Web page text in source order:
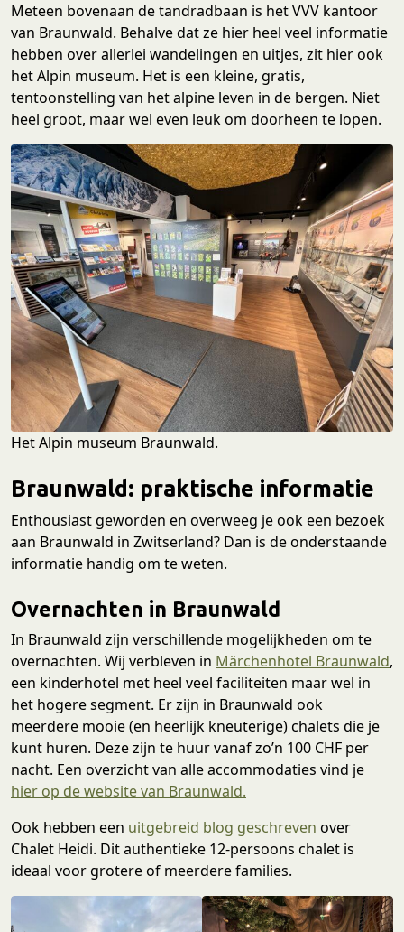
Meteen bovenaan de tandradbaan is het VVV kantoor
van Braunwald. Behalve dat ze hier heel veel informatie
hebben over allerlei wandelingen en uitjes, zit hier ook
het Alpin museum. Het is een kleine, gratis,
tentoonstelling van het alpine leven in de bergen. Niet
heel groot, maar wel even leuk om doorheen te lopen.
Het Alpin museum Braunwald.
Braunwald: praktische informatie
Enthousiast geworden en overweeg je ook een bezoek
aan Braunwald in Zwitserland? Dan is de onderstaande
informatie handig om te weten.
Overnachten in Braunwald
In Braunwald zijn verschillende mogelijkheden om te
overnachten. Wij verbleven in Märchenhotel Braunwald,
een kinderhotel met heel veel faciliteiten maar wel in
het hogere segment. Er zijn in Braunwald ook
meerdere mooie (en heerlijk kneuterige) chalets die je
kunt huren. Deze zijn te huur vanaf zo’n 100 CHF per
nacht. Een overzicht van alle accommodaties vind je
hier op de website van Braunwald.
Ook hebben een uitgebreid blog geschreven over
Chalet Heidi. Dit authentieke 12-persoons chalet is
ideaal voor grotere of meerdere families.